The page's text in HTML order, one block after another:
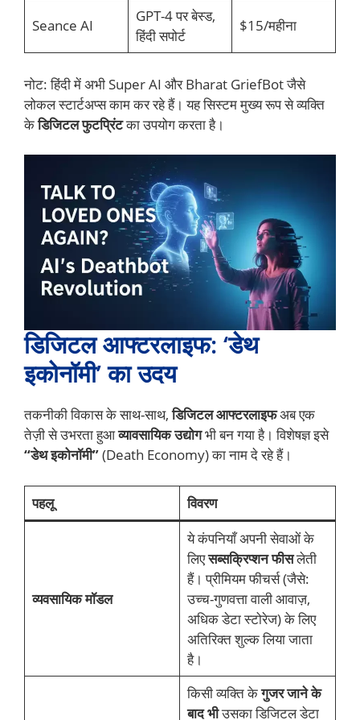
Seance AI
GPT-4 पर बेस्ड,
हिंदी सपोर्ट
$15/महीना
नोट: हिंदी में अभी Super AI और Bharat GriefBot जैसे
लोकल स्टार्टअप्स काम कर रहे हैं। यह सिस्टम मुख्य रूप से व्यक्ति
केडिजिटल फुटप्रिंटका उपयोग करता है।
डिजिटल आफ्टरलाइफ: ‘डेथ
इकोनॉमी’ का उदय
तकनीकी विकास के साथ-साथ,डिजिटल आफ्टरलाइफअब एक
तेज़ी से उभरता हुआव्यावसायिक उद्योगभी बन गया है। विशेषज्ञ इसे
“डेथ इकोनॉमी”(Death Economy) का नाम दे रहे हैं।
पहलू विवरण
व्यवसायिक मॉडल
ये कंपनियाँ अपनी सेवाओं के
लिएसब्सक्रिप्शन फीसलेती
हैं। प्रीमियम फीचर्स (जैसे:
उच्च-गुणवत्ता वाली आवाज़,
अधिक डेटा स्टोरेज) के लिए
अतिरिक्त शुल्क लिया जाता
है।
किसी व्यक्ति केगुजर जाने के
बाद भीउसका डिजिटल डेटा